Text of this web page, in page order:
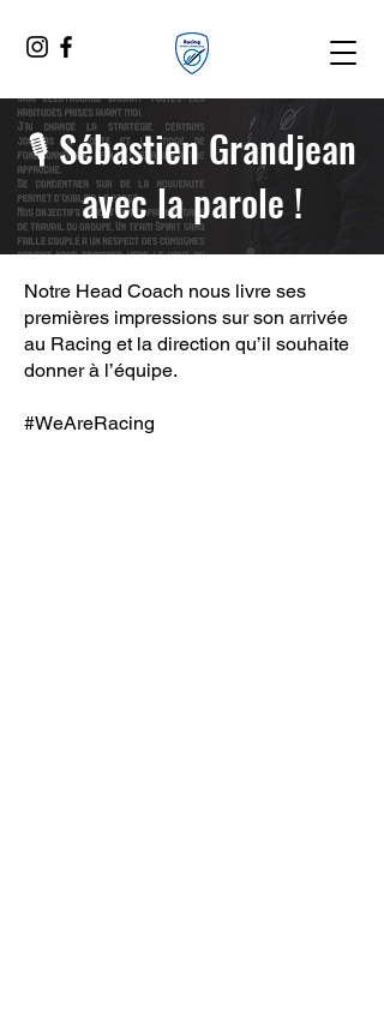
🎙️ Sébastien Grandjean
avec la parole !
Notre Head Coach nous livre ses
premières impressions sur son arrivée
au Racing et la direction qu’il souhaite
donner à l’équipe.
#WeAreRacing